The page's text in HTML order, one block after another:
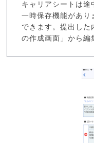
キャリアシートは途
一時保存機能があり
できます。提出した
の作成画面」から編